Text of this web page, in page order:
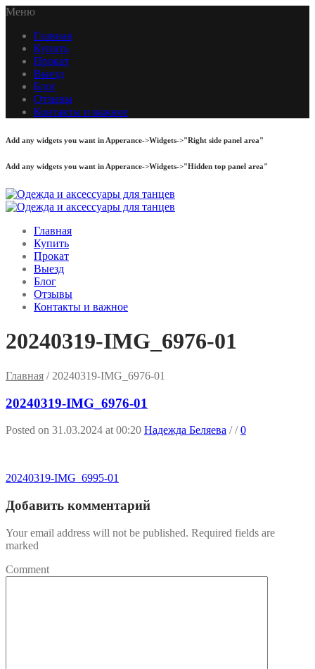
Меню
Главная
Купить
Прокат
Выезд
Блог
Отзывы
Контакты и важное
Add any widgets you want in Apperance->Widgets->"Right side panel area"
Add any widgets you want in Apperance->Widgets->"Hidden top panel area"
Главная
Купить
Прокат
Выезд
Блог
Отзывы
Контакты и важное
20240319-IMG_6976-01
Главная / 20240319-IMG_6976-01
20240319-IMG_6976-01
Posted on 31.03.2024 at 00:20 Надежда Беляева //0
20240319-IMG_6995-01
Добавить комментарий
Your email address will not be published. Required fields are
marked
Comment